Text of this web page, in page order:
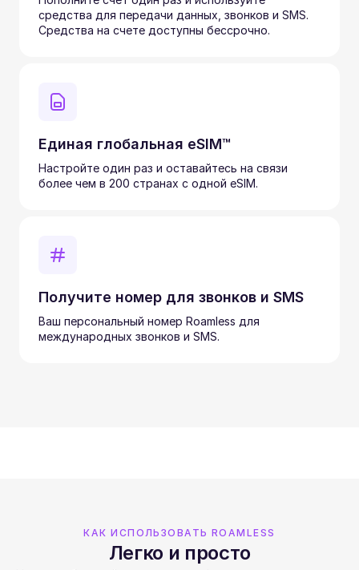
средства для передачи данных, звонков и SMS.
Средства на счете доступны бессрочно.
Единая глобальная eSIM™
Настройте один раз и оставайтесь на связи
более чем в 200 странах с одной eSIM.
Получите номер для звонков и SMS
Ваш персональный номер Roamless для
международных звонков и SMS.
КАК ИСПОЛЬЗОВАТЬ ROAMLESS
Легко и просто